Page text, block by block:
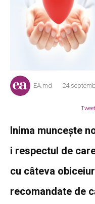
EA.md 24
Tweet
Inima muncește
i respectul de
cu câteva
recomandate de